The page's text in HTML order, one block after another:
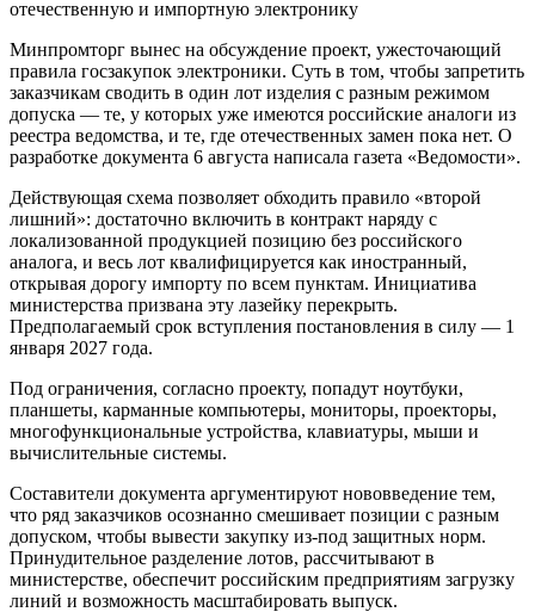
отечественную и импортную электронику
Минпромторг вынес на обсуждение проект, ужесточающий
правила госзакупок электроники. Суть в том, чтобы запретить
заказчикам сводить в один лот изделия с разным режимом
допуска — те, у которых уже имеются российские аналоги из
реестра ведомства, и те, где отечественных замен пока нет. О
разработке документа 6 августа написала газета «Ведомости».
Действующая схема позволяет обходить правило «второй
лишний»: достаточно включить в контракт наряду с
локализованной продукцией позицию без российского
аналога, и весь лот квалифицируется как иностранный,
открывая дорогу импорту по всем пунктам. Инициатива
министерства призвана эту лазейку перекрыть.
Предполагаемый срок вступления постановления в силу — 1
января 2027 года.
Под ограничения, согласно проекту, попадут ноутбуки,
планшеты, карманные компьютеры, мониторы, проекторы,
многофункциональные устройства, клавиатуры, мыши и
вычислительные системы.
Составители документа аргументируют нововведение тем,
что ряд заказчиков осознанно смешивает позиции с разным
допуском, чтобы вывести закупку из-под защитных норм.
Принудительное разделение лотов, рассчитывают в
министерстве, обеспечит российским предприятиям загрузку
линий и возможность масштабировать выпуск.